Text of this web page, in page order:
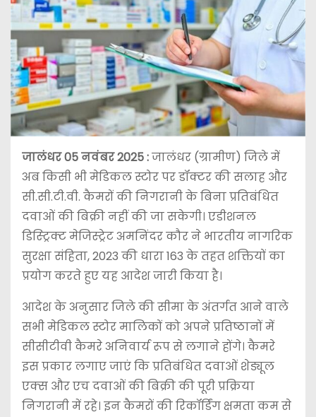
जालंधर 05 नवंबर 2025:जालंधर (ग्रामीण) जिले में
अब किसी भी मेडिकल स्टोर पर डॉक्टर की सलाह और
सी.सी.टी.वी. कैमरों की निगरानी के बिना प्रतिबंधित
दवाओं की बिक्री नहीं की जा सकेगी। एडीशनल
डिस्ट्रिक्ट मेजिस्ट्रेट अमनिंदर कौर ने भारतीय नागरिक
सुरक्षा संहिता, 2023 की धारा 163 के तहत शक्तियों का
प्रयोग करते हुए यह आदेश जारी किया है।
आदेश के अनुसार जिले की सीमा के अंतर्गत आने वाले
सभी मेडिकल स्टोर मालिकों को अपने प्रतिष्ठानों में
सीसीटीवी कैमरे अनिवार्य रूप से लगाने होंगे। कैमरे
इस प्रकार लगाए जाएं कि प्रतिबंधित दवाओं शेड्यूल
एक्स और एच दवाओं की बिक्री की पूरी प्रक्रिया
निगरानी में रहे। इन कैमरों की रिकॉर्डिंग क्षमता कम से